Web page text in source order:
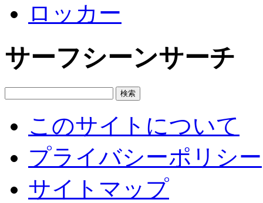
ロッカー
サーフシーンサーチ
このサイトについて
プライバシーポリシー
サイトマップ